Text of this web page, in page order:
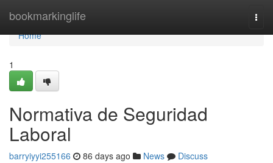
bookmarkinglife
Home
Home
1
Normativa de Seguridad
Laboral
barryiyyi255166 86 days ago News
Discuss